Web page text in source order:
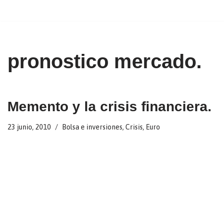
pronostico mercado.
Memento y la crisis financiera.
23 junio, 2010 Bolsa e inversiones, Crisis, Euro